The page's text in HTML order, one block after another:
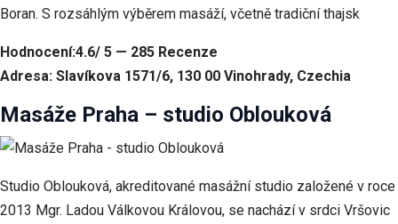
Boran. S rozsáhlým výběrem masáží, včetně tradiční thajsk
Hodnocení:4.6/ 5 — 285 Recenze
Adresa: Slavíkova 1571/6, 130 00 Vinohrady, Czechia
Masáže Praha – studio Oblouková
Studio Oblouková, akreditované masážní studio založené v roce
2013 Mgr. Ladou Válkovou Královou, se nachází v srdci Vršovic